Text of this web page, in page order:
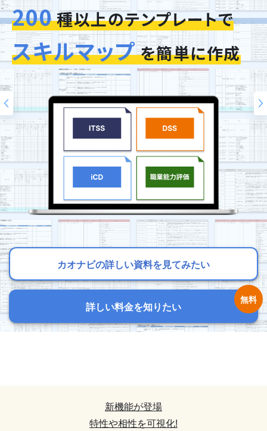
カオナビの詳しい資料を見てみたい
詳しい料金を知りたい
200 種以上のテンプレートで
スキルマップ を簡単に作成
カオナビの詳しい資料を見てみたい
詳しい料金を知りたい
今お使いの評価シートを
そのまま再現
カオナビの詳しい資料を見てみたい
詳しい料金を知りたい
新機能が登場
特性や相性を可視化!